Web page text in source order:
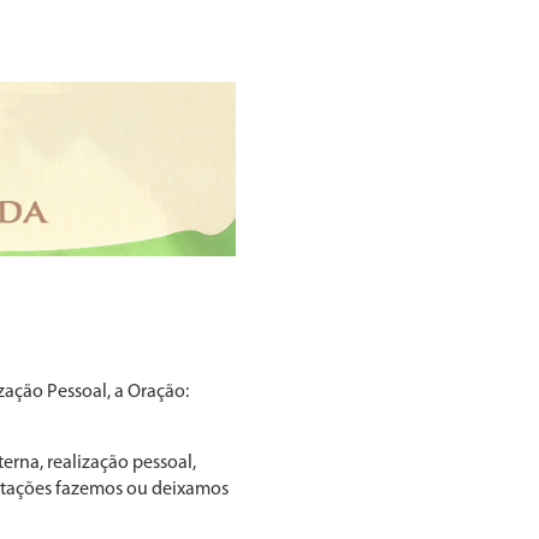
Pessoal, a Oração:
realização pessoal,
fa­zemos ou deixamos